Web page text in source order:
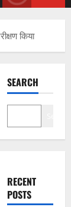
किया
SEARCH
RECENT
POSTS